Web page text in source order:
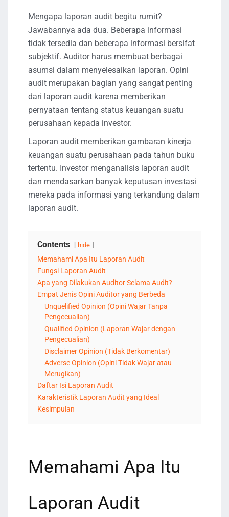
Mengapa laporan audit begitu rumit?
Jawabannya ada dua. Beberapa informasi
tidak tersedia dan beberapa informasi bersifat
subjektif. Auditor harus membuat berbagai
asumsi dalam menyelesaikan laporan. Opini
audit merupakan bagian yang sangat penting
dari laporan audit karena memberikan
pernyataan tentang status keuangan suatu
perusahaan kepada investor.
Laporan audit memberikan gambaran kinerja
keuangan suatu perusahaan pada tahun buku
tertentu. Investor menganalisis laporan audit
dan mendasarkan banyak keputusan investasi
mereka pada informasi yang terkandung dalam
laporan audit.
Contents hide
Memahami Apa Itu Laporan Audit
Fungsi Laporan Audit
Apa yang Dilakukan Auditor Selama Audit?
Empat Jenis Opini Auditor yang Berbeda
Unquelified Opinion (Opini Wajar Tanpa
Pengecualian)
Qualified Opinion (Laporan Wajar dengan
Pengecualian)
Disclaimer Opinion (Tidak Berkomentar)
Adverse Opinion (Opini Tidak Wajar atau
Merugikan)
Daftar Isi Laporan Audit
Karakteristik Laporan Audit yang Ideal
Kesimpulan
Memahami Apa Itu
Laporan Audit